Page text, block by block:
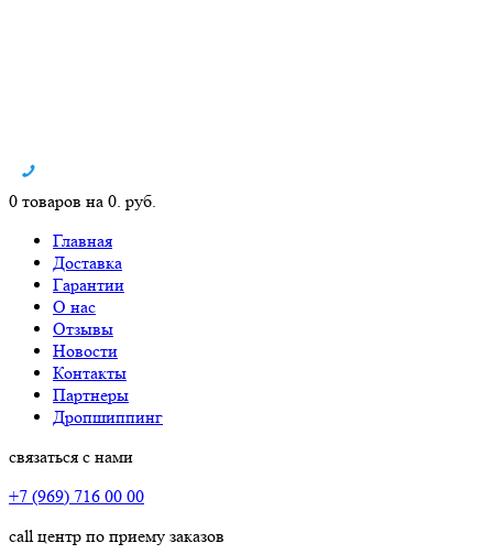
0 товаров на 0. руб.
Главная
Доставка
Гарантии
О нас
Отзывы
Новости
Контакты
Партнеры
Дропшиппинг
связаться с нами
+7 (969) 716 00 00
call центр по приему заказов